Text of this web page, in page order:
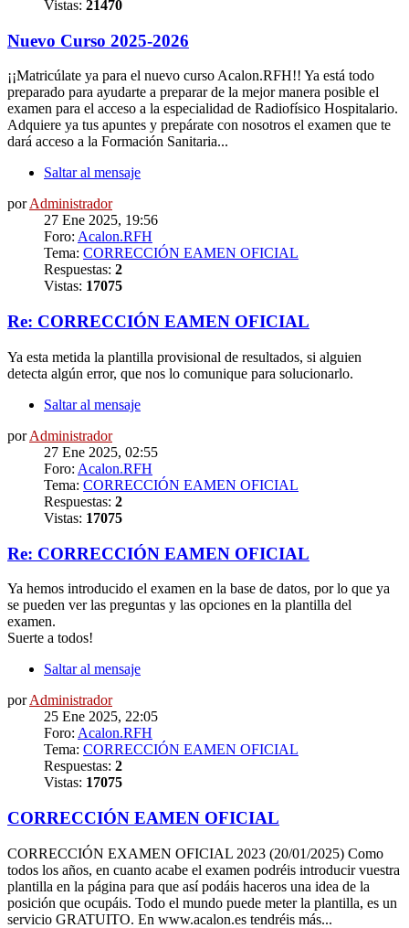
Vistas: 21470
Nuevo Curso 2025-2026
¡¡Matricúlate ya para el nuevo curso Acalon.RFH!! Ya está todo
preparado para ayudarte a preparar de la mejor manera posible el
examen para el acceso a la especialidad de Radiofísico Hospitalario.
Adquiere ya tus apuntes y prepárate con nosotros el examen que te
dará acceso a la Formación Sanitaria...
Saltar al mensaje
porAdministrador
27 Ene 2025, 19:56
Foro: Acalon.RFH
Tema: CORRECCIÓN EAMEN OFICIAL
Respuestas: 2
Vistas: 17075
Re: CORRECCIÓN EAMEN OFICIAL
Ya esta metida la plantilla provisional de resultados, si alguien
detecta algún error, que nos lo comunique para solucionarlo.
Saltar al mensaje
porAdministrador
27 Ene 2025, 02:55
Foro: Acalon.RFH
Tema: CORRECCIÓN EAMEN OFICIAL
Respuestas: 2
Vistas: 17075
Re: CORRECCIÓN EAMEN OFICIAL
Ya hemos introducido el examen en la base de datos, por lo que ya
se pueden ver las preguntas y las opciones en la plantilla del
examen.
Suerte a todos!
Saltar al mensaje
porAdministrador
25 Ene 2025, 22:05
Foro: Acalon.RFH
Tema: CORRECCIÓN EAMEN OFICIAL
Respuestas: 2
Vistas: 17075
CORRECCIÓN EAMEN OFICIAL
CORRECCIÓN EXAMEN OFICIAL 2023 (20/01/2025) Como
todos los años, en cuanto acabe el examen podréis introducir vuestra
plantilla en la página para que así podáis haceros una idea de la
posición que ocupáis. Todo el mundo puede meter la plantilla, es un
servicio GRATUITO. En www.acalon.es tendréis más...